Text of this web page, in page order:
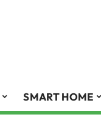
SMART HOME